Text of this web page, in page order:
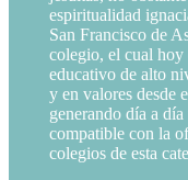
espiritualidad
San Francisco de
colegio, el cual hoy
educativo de alto
y en valores desde
generando día a
compatible con la
colegios de esta